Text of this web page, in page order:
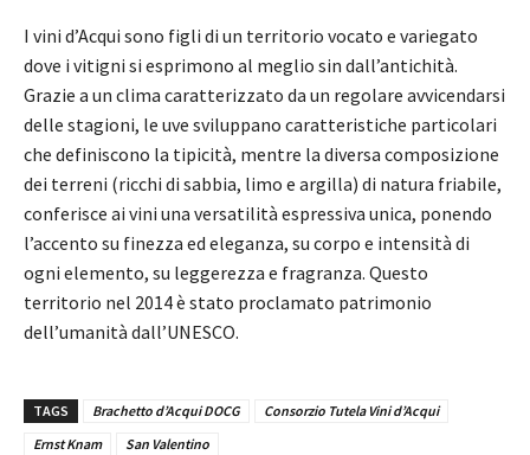
I vini d’Acqui sono figli di un territorio vocato e variegato
dove i vitigni si esprimono al meglio sin dall’antichità.
Grazie a un clima caratterizzato da un regolare avvicendarsi
delle stagioni, le uve sviluppano caratteristiche particolari
che definiscono la tipicità, mentre la diversa composizione
dei terreni (ricchi di sabbia, limo e argilla) di natura friabile,
conferisce ai vini una versatilità espressiva unica, ponendo
l’accento su finezza ed eleganza, su corpo e intensità di
ogni elemento, su leggerezza e fragranza. Questo
territorio nel 2014 è stato proclamato patrimonio
dell’umanità dall’UNESCO.
TAGS Brachetto d’Acqui DOCG
Consorzio Tutela Vini d’Acqui
Ernst Knam
San Valentino